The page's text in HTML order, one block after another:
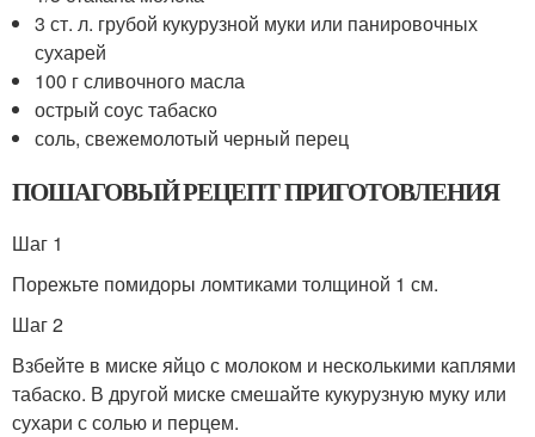
3 ст. л. грубой кукурузной муки или панировочных
сухарей
100 г сливочного масла
острый соус табаско
соль, свежемолотый черный перец
ПОШАГОВЫЙ РЕЦЕПТ ПРИГОТОВЛЕНИЯ
Шаг 1
Порежьте помидоры ломтиками толщиной 1 см.
Шаг 2
Взбейте в миске яйцо с молоком и несколькими каплями
табаско. В другой миске смешайте кукурузную муку или
сухари с солью и перцем.